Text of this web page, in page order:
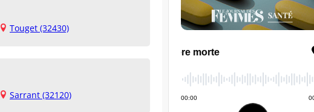
Touget (32430)
Sarrant (32120)